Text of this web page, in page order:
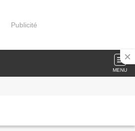
Publicité
MENU